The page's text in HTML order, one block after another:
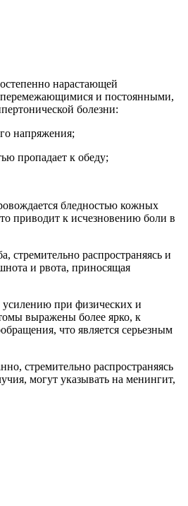
нарастающей
и постоянными,
болезни:
напряжения;
пропадает к обеду;
бледностью кожных
приводит к исчезновению боли в
стремительно распространяясь и
и рвота, приносящая
усилению при физических и
выражены более ярко, к
что является серьезным
стремительно распространяясь
могут указывать на менингит,